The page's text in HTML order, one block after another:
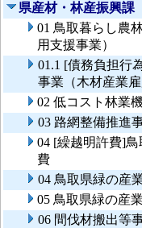
県産材・林産振興課
01 鳥取暮らし農
用支援事業）
01.1 [債務負担行
事業（木材産業
02 低コスト林業
03 路網整備推進
04 [繰越明許費]
費
04 鳥取県緑の産
05 鳥取県緑の産
06 間伐材搬出等